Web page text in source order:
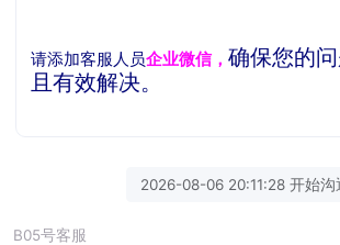
请添加客服人员企业微信，确保您的
且有效解决。
2026-08-06 20:11:28 开始沟
B05号客服